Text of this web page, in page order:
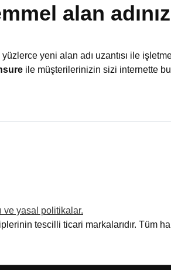
alan
yeni alan adı uzantısı ile
ile müşterilerinizin sizi internette
ve yasal politikalar.
tescilli ticari markalarıdır. Tüm